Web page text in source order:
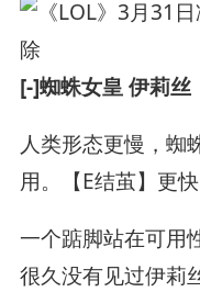
[-]蜘蛛女皇 伊莉丝
人类形态更慢，蜘
用。【E结茧】更快
一个踮脚站在可用
很久没有见过伊莉